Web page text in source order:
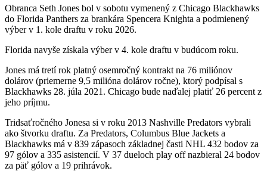
Obranca Seth Jones bol v sobotu vymenený z Chicago Blackhawks
do Florida Panthers za brankára Spencera Knighta a podmienený
výber v 1. kole draftu v roku 2026.
Florida navyše získala výber v 4. kole draftu v budúcom roku.
Jones má tretí rok platný osemročný kontrakt na 76 miliónov
dolárov (priemerne 9,5 milióna dolárov ročne), ktorý podpísal s
Blackhawks 28. júla 2021. Chicago bude naďalej platiť 26 percent z
jeho príjmu.
Tridsaťročného Jonesa si v roku 2013 Nashville Predators vybrali
ako štvorku draftu. Za Predators, Columbus Blue Jackets a
Blackhawks má v 839 zápasoch základnej časti NHL 432 bodov za
97 gólov a 335 asistencií. V 37 dueloch play off nazbieral 24 bodov
za päť gólov a 19 prihrávok.